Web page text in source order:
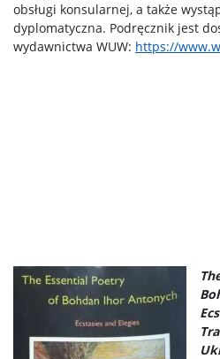
obsługi konsularnej, a także
dyplomatyczna. Podręcznik jest
wydawnictwa WUW: https://